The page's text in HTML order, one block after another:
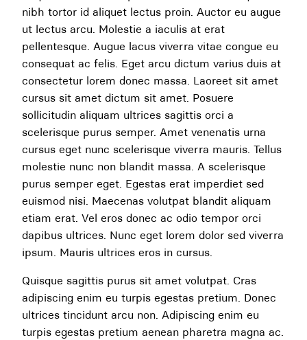
nibh tortor id aliquet lectus proin. Auctor eu augue
ut lectus arcu. Molestie a iaculis at erat
pellentesque. Augue lacus viverra vitae congue eu
consequat ac felis. Eget arcu dictum varius duis at
consectetur lorem donec massa. Laoreet sit amet
cursus sit amet dictum sit amet. Posuere
sollicitudin aliquam ultrices sagittis orci a
scelerisque purus semper. Amet venenatis urna
cursus eget nunc scelerisque viverra mauris. Tellus
molestie nunc non blandit massa. A scelerisque
purus semper eget. Egestas erat imperdiet sed
euismod nisi. Maecenas volutpat blandit aliquam
etiam erat. Vel eros donec ac odio tempor orci
dapibus ultrices. Nunc eget lorem dolor sed viverra
ipsum. Mauris ultrices eros in cursus.
Quisque sagittis purus sit amet volutpat. Cras
adipiscing enim eu turpis egestas pretium. Donec
ultrices tincidunt arcu non. Adipiscing enim eu
turpis egestas pretium aenean pharetra magna ac.